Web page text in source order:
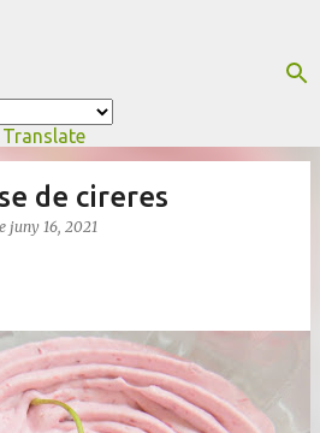
Translate
de cireres
juny 16, 2021